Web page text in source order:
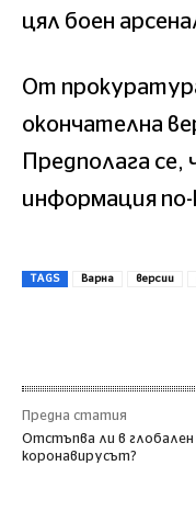
цял боен
От
окончателна
Предполага се,
информация по-
TAGS Варна версии
Предна статия
Отстъпва ли в глобален
коронавирусът?